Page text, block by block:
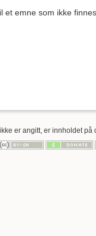
et emne som ikke
er angitt, er innholdet